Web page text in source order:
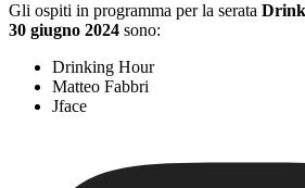
Gli ospiti in programma per la serata
30 giugno 2024 sono:
Drinking Hour
Matteo Fabbri
Jface